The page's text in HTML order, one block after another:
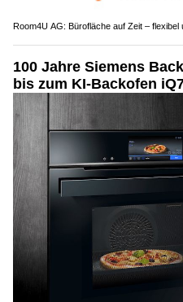
Room4U AG: Bürofläche auf Zeit –
100 Jahre Siemens
bis zum KI-Backofen